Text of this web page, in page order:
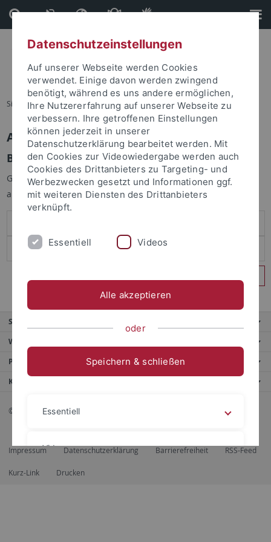
Direkt
zum
Inhalt
Direkt
zur
Fußleiste
Sie sind hier: Startseite
Anmelden
Benutzeranmeldung
Geben Sie Ihren Benutzernamen und Ihr Passwort an um sich
anzumelden:
Service
Weitere Angebote
Portale
Kontaktinfo
© 2026 Eberhard Karls Universität Tübingen, Tübingen
Impressum Datenschutzerklärung Barrierefreiheit RSS-Feed
Kurz-Link Drucken
Datenschutzeinstellungen
Auf unserer Webseite werden Cookies
verwendet. Einige davon werden zwingend
benötigt, während es uns andere ermöglichen,
Ihre Nutzererfahrung auf unserer Webseite zu
verbessern. Ihre getroffenen Einstellungen
können jederzeit in unserer
Datenschutzerklärung bearbeitet werden. Mit
den Cookies zur Videowiedergabe werden auch
Cookies des Drittanbieters zu Targeting- und
Werbezwecken gesetzt und Informationen ggf.
mit weiteren Diensten des Drittanbieters
verknüpft.
Essentiell Videos
Alle akzeptieren
oder
Speichern & schließen
Essentiell
Videos